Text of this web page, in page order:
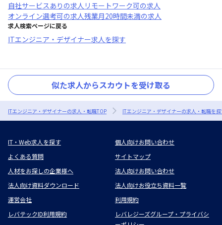
自社サービスあり の求人 リモートワーク可の求人
オンライン選考可の求人残業月20時間未満の求人
求人検索ページに戻る
ITエンジニア・デザイナー求人を探す
似た求人からスカウトを受け取る
ITエンジニア・デザイナーの求人・転職TOP ITエンジニア・デザイナーの求人・転職を
IT・Web求人を探す
個人向けお問い合わせ
よくある質問
サイトマップ
人材をお探しの企業様へ
法人向けお問い合わせ
法人向け資料ダウンロード
法人向けお役立ち資料一覧
運営会社
利用規約
レバテックID利用規約
レバレジーズグループ・プライバシ